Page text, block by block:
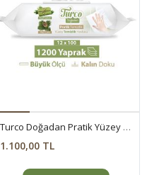
Turco Doğadan Pratik Yüzey Temizlik Havlusu 12x100 (1200 Yaprak)
1.100,00 TL